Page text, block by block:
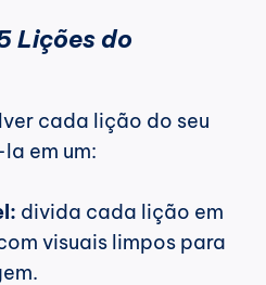
Lições do
cada lição do seu
em um:
divida cada lição em
visuais limpos para